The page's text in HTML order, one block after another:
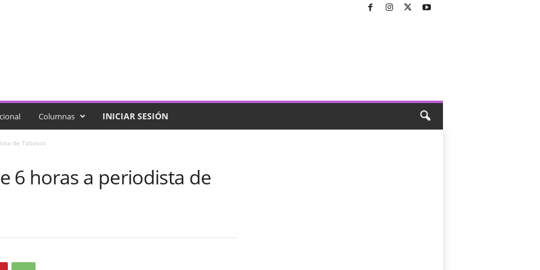
Columnas INICIAR SESIÓN
de Tabasco
6 horas a periodista de